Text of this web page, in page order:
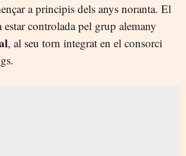
a principis dels anys noranta. El
estar controlada pel grup alemany
, al seu torn integrat en el consorci